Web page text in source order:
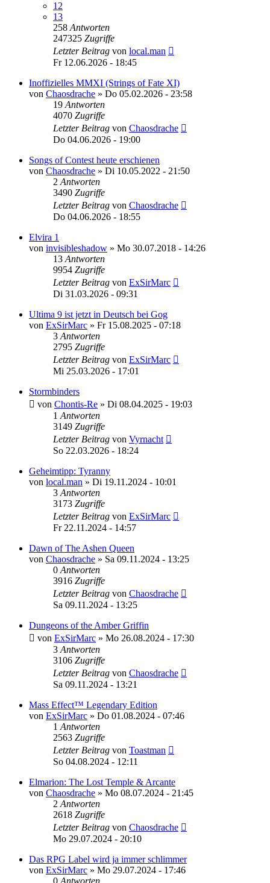
12
13
258 Antworten
247325 Zugriffe
Letzter Beitrag von local.man
Fr 12.06.2026 - 18:45
Inoffizielles MMXI (Strings of Fate XI)
von Chaosdrache » Do 05.02.2026 - 23:58
19 Antworten
4070 Zugriffe
Letzter Beitrag von Chaosdrache
Do 04.06.2026 - 19:00
Songs of Contest heute erschienen
von Chaosdrache » Di 10.05.2022 - 21:50
2 Antworten
3490 Zugriffe
Letzter Beitrag von Chaosdrache
Do 04.06.2026 - 18:55
Elvira 1
von invisibleshadow » Mo 30.07.2018 - 14:26
13 Antworten
9954 Zugriffe
Letzter Beitrag von ExSirMarc
Di 31.03.2026 - 09:31
Ultima 9 ist jetzt in Deutsch bei Gog
von ExSirMarc » Fr 15.08.2025 - 07:18
3 Antworten
2795 Zugriffe
Letzter Beitrag von ExSirMarc
Mi 25.03.2026 - 17:01
Stormbinders
von Chontis-Re » Di 08.04.2025 - 19:03
1 Antworten
3149 Zugriffe
Letzter Beitrag von Vyrnacht
So 22.03.2026 - 18:24
Geheimtipp: Tyranny
von local.man » Di 19.11.2024 - 10:01
3 Antworten
3173 Zugriffe
Letzter Beitrag von ExSirMarc
Fr 22.11.2024 - 14:57
Dawn of The Ashen Queen
von Chaosdrache » Sa 09.11.2024 - 13:25
0 Antworten
3916 Zugriffe
Letzter Beitrag von Chaosdrache
Sa 09.11.2024 - 13:25
Dungeons of the Amber Griffin
von ExSirMarc » Mo 26.08.2024 - 17:30
3 Antworten
3106 Zugriffe
Letzter Beitrag von Chaosdrache
Sa 09.11.2024 - 13:21
Mass Effect™ Legendary Edition
von ExSirMarc » Do 01.08.2024 - 07:46
1 Antworten
2563 Zugriffe
Letzter Beitrag von Toastman
So 04.08.2024 - 12:11
Elmarion: The Lost Temple & Arcante
von Chaosdrache » Mo 08.07.2024 - 21:45
2 Antworten
2618 Zugriffe
Letzter Beitrag von Chaosdrache
Mo 29.07.2024 - 20:10
Das RPG Label wird ja immer schlimmer
von ExSirMarc » Mo 29.07.2024 - 17:46
0 Antworten